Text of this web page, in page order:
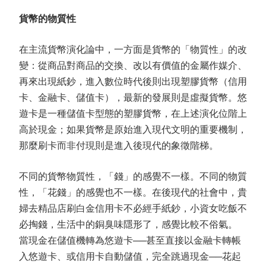
貨幣的物質性
在主流貨幣演化論中，一方面是貨幣的「物質性」的改
變：從商品對商品的交換、改以有價值的金屬作媒介、
再來出現紙鈔，進入數位時代後則出現塑膠貨幣（信用
卡、金融卡、儲值卡），最新的發展則是虛擬貨幣。悠
遊卡是一種儲值卡型態的塑膠貨幣，在上述演化位階上
高於現金；如果貨幣是原始進入現代文明的重要機制，
那麼刷卡而非付現則是進入後現代的象徵階梯。
不同的貨幣物質性，「錢」的感覺不一樣。不同的物質
性，「花錢」的感覺也不一樣。在後現代的社會中，貴
婦去精品店刷白金信用卡不必經手紙鈔，小資女吃飯不
必掏錢，生活中的銅臭味隱形了，感覺比較不俗氣。
當現金在儲值機轉為悠遊卡──甚至直接以金融卡轉帳
入悠遊卡、或信用卡自動儲值，完全跳過現金──花起